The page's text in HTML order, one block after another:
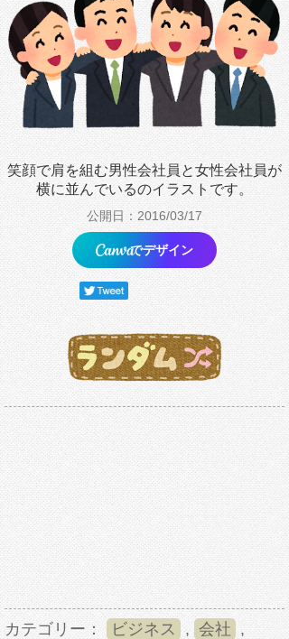
笑顔で肩を組む男性会社員と女性会社員が
横に並んでいるのイラストです。
公開日：2016/03/17
でデザイン
カテゴリー： ビジネス , 会社 ,